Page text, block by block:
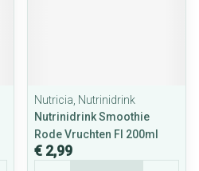
Nutricia, Nutrinidrink
Nutrinidrink Smoothie
Rode Vruchten Fl 200ml
€ 2,99